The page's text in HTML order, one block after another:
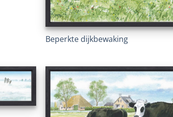
Beperkte dijkbewaking